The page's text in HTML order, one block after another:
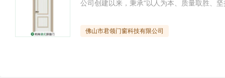
佛山市君领门窗科技有限公司